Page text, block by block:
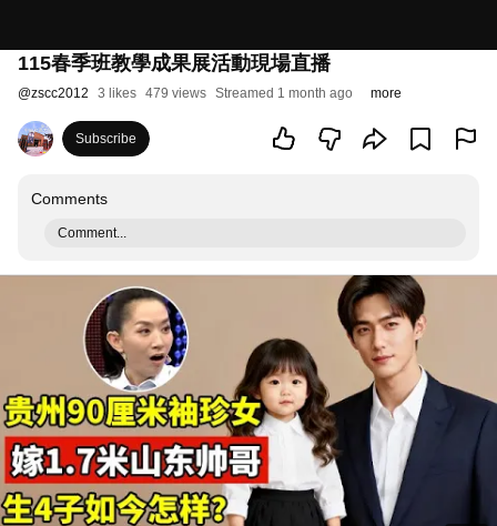
115春季班教學成果展活動現場直播
@zscc2012 3 likes 479 views Streamed 1 month ago more
Subscribe
Comments
Comment...